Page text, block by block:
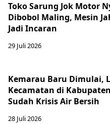
Toko Sarung Jok Motor
Dibobol Maling, Mesin
Jadi Incaran
29 Juli 2026
Kemarau Baru Dimulai,
Kecamatan di
Sudah Krisis Air Bersih
28 Juli 2026